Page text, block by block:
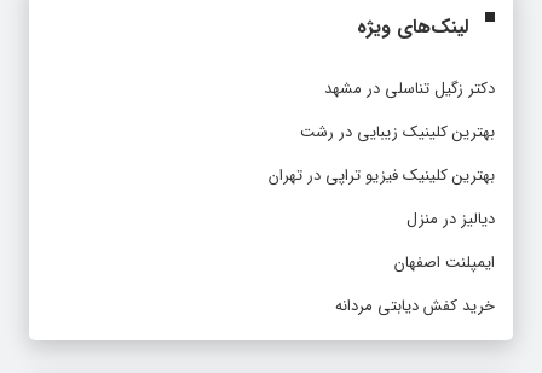
لینک‌های ویژه
دکتر زگیل تناسلی در مشهد
بهترین کلینیک زیبایی در رشت
بهترین کلینیک فیزیو تراپی در تهران
دیالیز در منزل
ایمپلنت اصفهان
خرید کفش دیابتی مردانه